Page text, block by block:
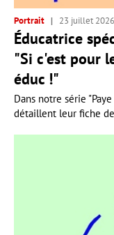
Portrait 23 juillet 2026
Éducatrice
"Si c'est pour
éduc !"
Dans notre série
détaillent leur fiche